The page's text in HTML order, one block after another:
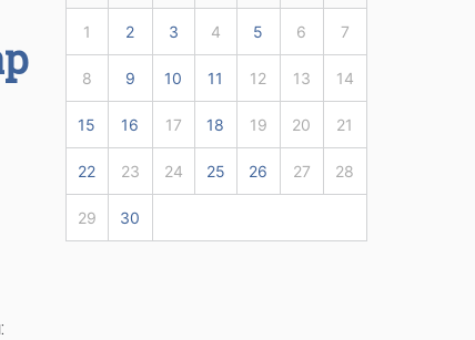
1 2 3 4 5 6 7
8 9 10 11 12 13 14
15 16 17 18 19 20 21
22 23 24 25 26 27 28
29 30